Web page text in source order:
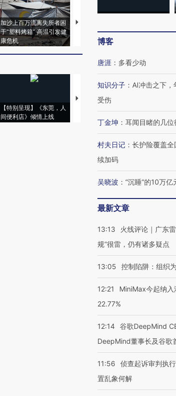
加沙上百万流离失所者困
于“塑料烤箱” 高温引发健
康危机
马航飞行员跨国走私7万
粒摇头丸 尿检体内含3种
泽连斯
【特别呈现】《东莞，人
间便利店》倾情上线
【推广】走进第四届链博
博客
唐涯 ： 多看少动
知识分子 ： AI冲击之下，
受伤
丁金坤 ： 耳闻目睹的几位
村夫日记 ： 长护险覆盖
续加码
吴晓波 ： “沉睡”的10万亿
最新文章
13:13
火线评论｜广东
规”很雷，仍有诸多疑点
13:05 控制陷阱：组织
12:21
MiniMax今起纳
22.77%
12:14 谷歌DeepMind
DeepMind董事长及谷歌
11:56
侦查起诉审判执
置乱象何解